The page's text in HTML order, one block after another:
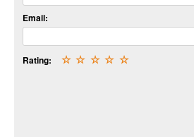
Email:
Rating: ☆
☆
☆
☆
☆